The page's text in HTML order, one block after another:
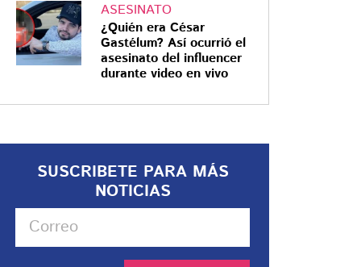
ASESINATO
¿Quién era César
Gastélum? Así ocurrió el
asesinato del influencer
durante video en vivo
SUSCRIBETE PARA MÁS
NOTICIAS